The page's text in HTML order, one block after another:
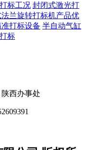
标工况 封闭式激光打
兰旋转打标机产品优
打标设备 半自动气缸
标
西办事处